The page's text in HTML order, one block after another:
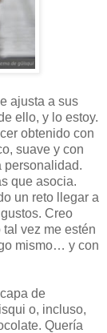
ajusta a sus
ello, y lo estoy.
obtenido con
suave y con
personalidad.
que asocia.
un reto llegar a
Creo
vez me estén
mismo… y con
de
o, incluso,
Quería